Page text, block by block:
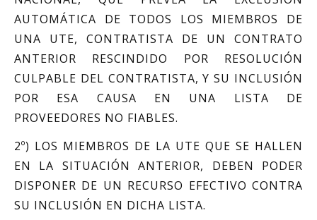
AUTOMÁTICA DE TODOS LOS MIEMBROS DE
UNA UTE, CONTRATISTA DE UN CONTRATO
ANTERIOR RESCINDIDO POR RESOLUCIÓN
CULPABLE DEL CONTRATISTA, Y SU INCLUSIÓN
POR ESA CAUSA EN UNA LISTA DE
PROVEEDORES NO FIABLES.
2º) LOS MIEMBROS DE LA UTE QUE SE HALLEN
EN LA SITUACIÓN ANTERIOR, DEBEN PODER
DISPONER DE UN RECURSO EFECTIVO CONTRA
SU INCLUSIÓN EN DICHA LISTA.